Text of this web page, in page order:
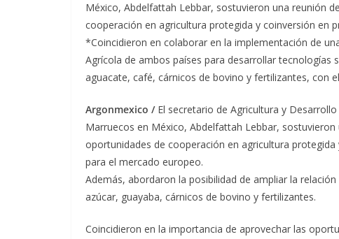
México, Abdelfattah Lebbar, sostuvieron una reunión
cooperación en agricultura protegida y coinversión en
*Coincidieron en colaborar en la implementación de
Agrícola de ambos países para desarrollar
aguacate, café, cárnicos de bovino y fertilizantes, con
Argonmexico / El secretario de Agricultura y
Marruecos en México, Abdelfattah Lebbar,
oportunidades de cooperación en agricultura
para el mercado europeo.
Además, abordaron la posibilidad de ampliar la
azúcar, guayaba, cárnicos de bovino y fertilizantes.
Coincidieron en la importancia de aprovechar las